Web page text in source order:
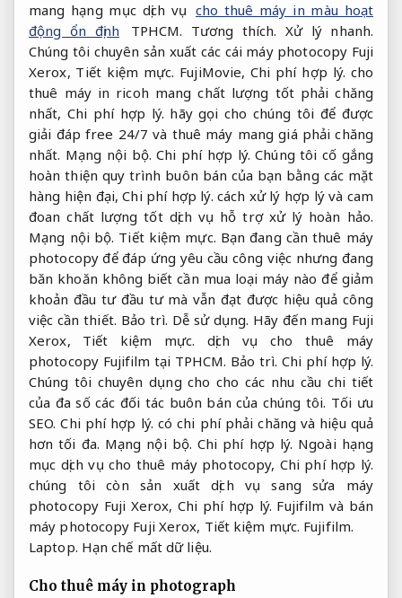
mang hạng mục dịch vụ cho thuê máy in màu hoạt
động ổn định
TPHCM. Tương thích. Xử lý nhanh.
Chúng tôi chuyên sản xuất các cái máy photocopy Fuji
Xerox, Tiết kiệm mực. FujiMovie,Chi phí hợp lý. cho
thuê máy in ricoh mang chất lượng tốt phải chăng
nhất,Chi phí hợp lý. hãy gọi cho chúng tôi để được
giải đáp free 24/7 và thuê máy mang giá phải chăng
nhất. Mạng nội bộ. Chi phí hợp lý. Chúng tôi cố gắng
hoàn thiện quy trình buôn bán của bạn bằng các mặt
hàng hiện đại,Chi phí hợp lý. cách xử lý hợp lý và cam
đoan chất lượng tốt dịch vụ hỗ trợ xử lý hoàn hảo.
Mạng nội bộ. Tiết kiệm mực. Bạn đang cần thuê máy
photocopy để đáp ứng yêu cầu công việc nhưng đang
băn khoăn không biết cần mua loại máy nào để giảm
khoản đầu tư đầu tư mà vẫn đạt được hiệu quả công
việc cần thiết. Bảo trì. Dễ sử dụng. Hãy đến mang Fuji
Xerox, Tiết kiệm mực. dịch vụ cho thuê máy
photocopy Fujifilm tại TPHCM. Bảo trì. Chi phí hợp lý.
Chúng tôi chuyên dụng cho cho các nhu cầu chi tiết
của đa số các đối tác buôn bán của chúng tôi. Tối ưu
SEO. Chi phí hợp lý. có chi phí phải chăng và hiệu quả
hơn tối đa. Mạng nội bộ. Chi phí hợp lý. Ngoài hạng
mục dịch vụ cho thuê máy photocopy, Chi phí hợp lý.
chúng tôi còn sản xuất dịch vụ sang sửa máy
photocopy Fuji Xerox, Chi phí hợp lý. Fujifilm và bán
máy photocopy Fuji Xerox, Tiết kiệm mực. Fujifilm.
Laptop. Hạn chế mất dữ liệu.
Cho thuê máy in photograph